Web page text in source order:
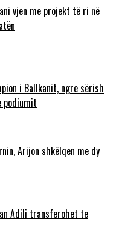
vjen me projekt të ri në
i Ballkanit, ngre sërish
podiumit
Arijon shkëlqen me dy
Adili transferohet te